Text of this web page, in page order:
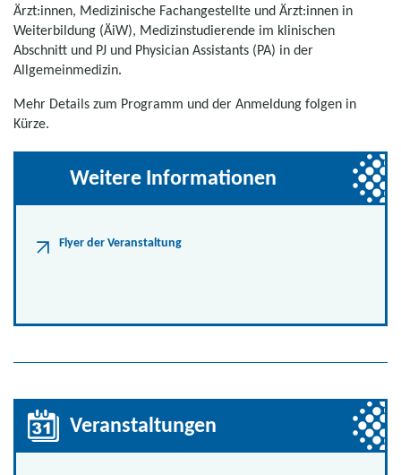
Ärzt:innen, Medizinische Fachangestellte und Ärzt:innen in
Weiterbildung (ÄiW), Medizinstudierende im klinischen
Abschnitt und PJ und Physician Assistants (PA) in der
Allgemeinmedizin.
Mehr Details zum Programm und der Anmeldung folgen in
Kürze.
Weitere Informationen
Flyer der Veranstaltung
Veranstaltungen